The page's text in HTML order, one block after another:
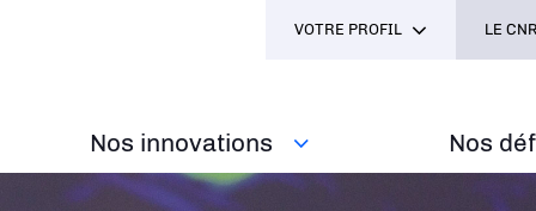
Nos innovations Nos
VOTRE PROFIL LE